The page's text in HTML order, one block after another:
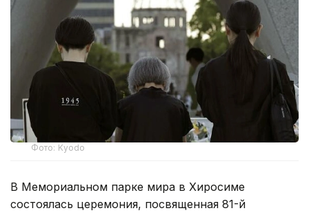
Фото: Kyodo
В Мемориальном парке мира в Хиросиме
состоялась церемония, посвященная 81-й